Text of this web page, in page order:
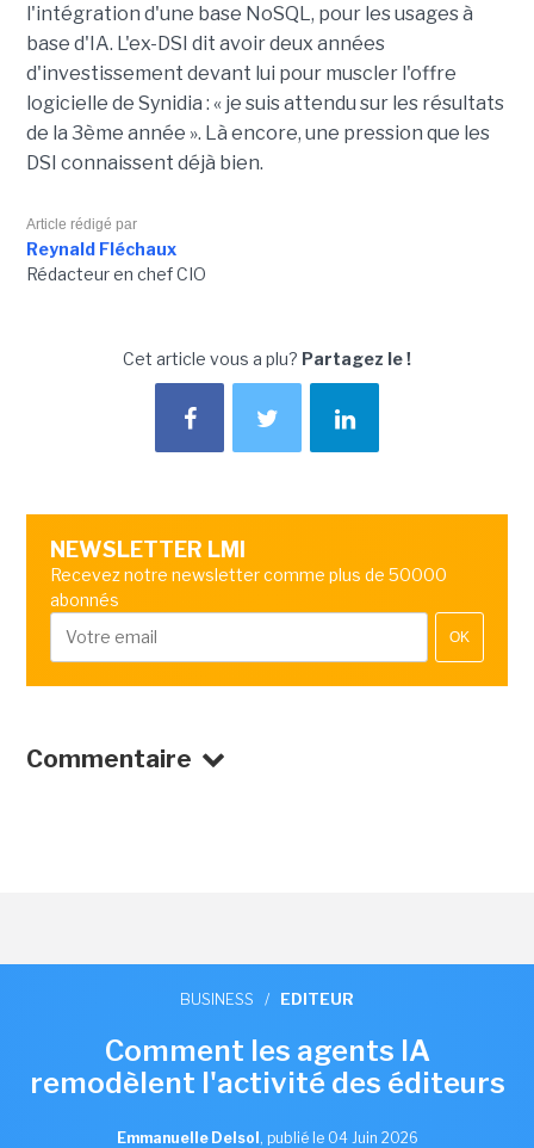
l'intégration d'une base NoSQL, pour les usages à
base d'IA. L'ex-DSI dit avoir deux années
d'investissement devant lui pour muscler l'offre
logicielle de Synidia : « je suis attendu sur les résultats
de la 3ème année ». Là encore, une pression que les
DSI connaissent déjà bien.
Article rédigé par
Reynald Fléchaux
Rédacteur en chef CIO
Cet article vous a plu? Partagez le !
NEWSLETTER LMI
Recevez notre newsletter comme plus de 50000
abonnés
OK
Commentaire
BUSINESS / EDITEUR
Comment les agents IA
remodèlent l'activité des éditeurs
Emmanuelle Delsol , publié le 04 Juin 2026